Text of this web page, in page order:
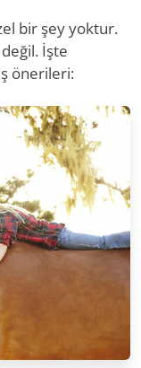
bir şey yoktur.
İşte
önerileri: